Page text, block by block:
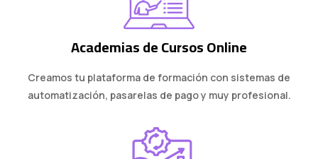
Academias de Cursos Online
Creamos tu plataforma de formación con sistemas de
automatización, pasarelas de pago y muy profesional.